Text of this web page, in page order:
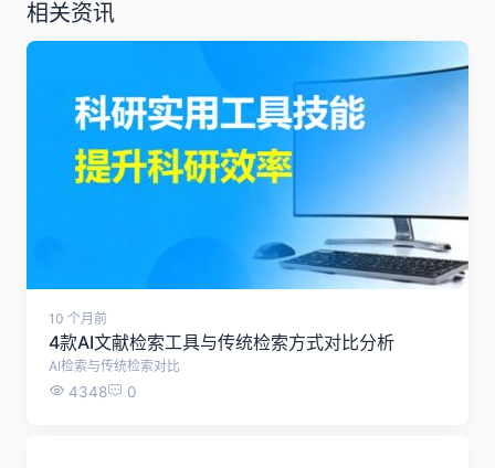
相关资讯
10 个月前
4款AI文献检索工具与传统检索方式对比分析
AI检索与传统检索对比
4348 0